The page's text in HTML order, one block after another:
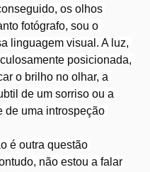
os olhos
fotógrafo, sou o
linguagem visual. A luz,
posicionada,
o brilho no olhar, a
de um sorriso ou a
de uma introspeção
é outra questão
não estou a falar